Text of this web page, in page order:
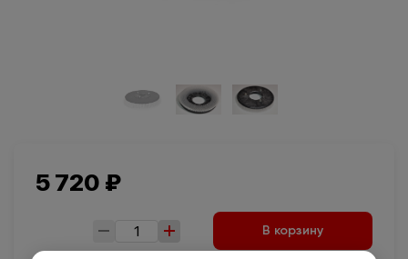
5 720 ₽
В корзину